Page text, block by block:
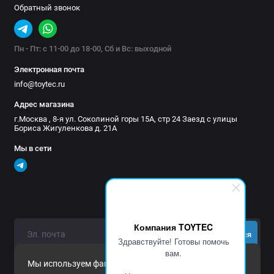
Компания TOYTEC
Здравствуйте! Готовы помочь
вам.
Мы используем файлы cookie и другие средства
Обратный звонок
Пн - Пт: с 11-00 до 18-00, Сб и Вс: выходной
Электронная почта
info@toytec.ru
Адрес магазина
г.Москва , 8-я ул. Соколиной горы 15А, стр 24 Заезд с улицы
Бориса Жигуленкова д. 21А
Мы в сети
Подписаться
Нажимая на кнопку «Подписаться», Вы даете
обработку персональных данных.